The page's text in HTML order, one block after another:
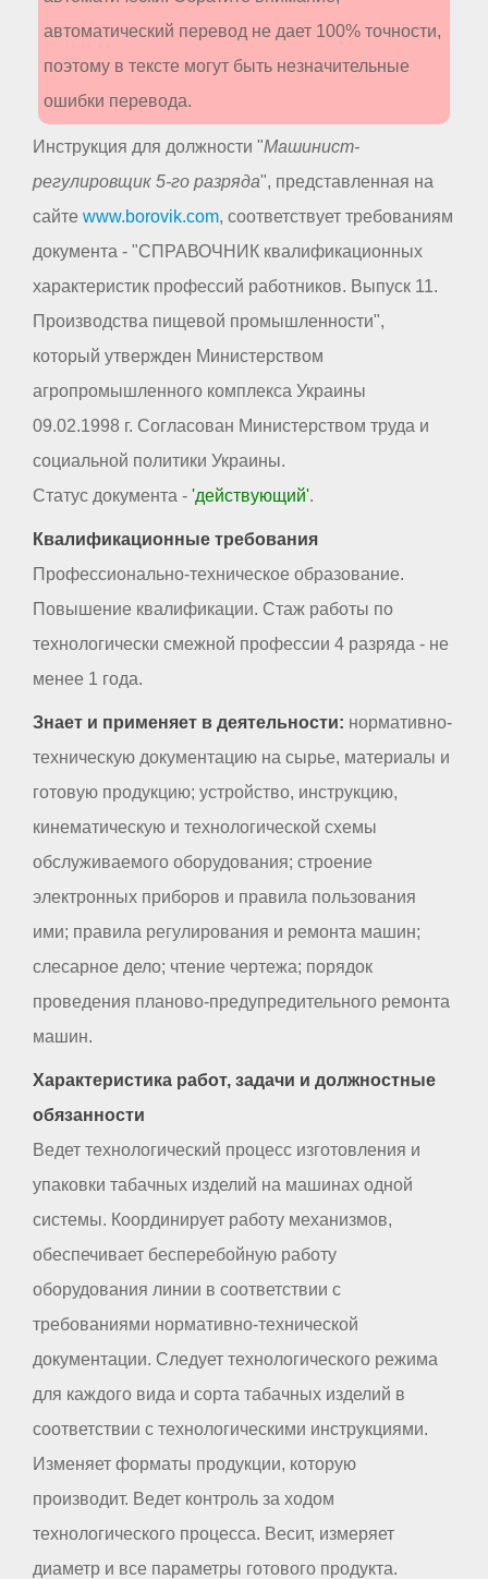
автоматический перевод не дает 100% точности,
поэтому в тексте могут быть незначительные
ошибки перевода.
Инструкция для должности "Машинист-
регулировщик 5-го разряда", представленная на
сайте www.borovik.com, соответствует требованиям
документа - "СПРАВОЧНИК квалификационных
характеристик профессий работников. Выпуск 11.
Производства пищевой промышленности",
который утвержден Министерством
агропромышленного комплекса Украины
09.02.1998 г. Согласован Министерством труда и
социальной политики Украины.
Статус документа - 'действующий'.
Квалификационные требования
Профессионально-техническое образование.
Повышение квалификации. Стаж работы по
технологически смежной профессии 4 разряда - не
менее 1 года.
Знает и применяет в деятельности: нормативно-
техническую документацию на сырье, материалы и
готовую продукцию; устройство, инструкцию,
кинематическую и технологической схемы
обслуживаемого оборудования; строение
электронных приборов и правила пользования
ими; правила регулирования и ремонта машин;
слесарное дело; чтение чертежа; порядок
проведения планово-предупредительного ремонта
машин.
Характеристика работ, задачи и должностные
обязанности
Ведет технологический процесс изготовления и
упаковки табачных изделий на машинах одной
системы. Координирует работу механизмов,
обеспечивает бесперебойную работу
оборудования линии в соответствии с
требованиями нормативно-технической
документации. Следует технологического режима
для каждого вида и сорта табачных изделий в
соответствии с технологическими инструкциями.
Изменяет форматы продукции, которую
производит. Ведет контроль за ходом
технологического процесса. Весит, измеряет
диаметр и все параметры готового продукта.